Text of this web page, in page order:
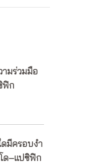
ามร่วมมือ
ฟิก
ดมีครอบงำ
ด–แปซิฟิก